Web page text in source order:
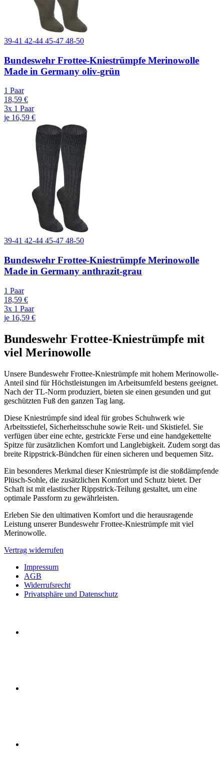
39-41 42-44 45-47 48-50
Bundeswehr Frottee-Kniestrümpfe Merinowolle
Made in Germany oliv-grün
1 Paar
18,59 €
3x 1 Paar
je 16,59 €
39-41 42-44 45-47 48-50
Bundeswehr Frottee-Kniestrümpfe Merinowolle
Made in Germany anthrazit-grau
1 Paar
18,59 €
3x 1 Paar
je 16,59 €
Bundeswehr Frottee-Kniestrümpfe mit
viel Merinowolle
Unsere Bundeswehr Frottee-Kniestrümpfe mit hohem Merinowolle-
Anteil sind für Höchstleistungen im Arbeitsumfeld bestens geeignet.
Nach der TL-Norm produziert, bieten sie einen gesunden und gut
geschützten Fuß den ganzen Tag lang.
Diese Kniestrümpfe sind ideal für grobes Schuhwerk wie
Arbeitsstiefel, Sicherheitsschuhe sowie Reit- und Skistiefel. Sie
verfügen über eine echte, gestrickte Ferse und eine handgekettelte
Spitze für zusätzlichen Komfort und Langlebigkeit. Zudem sorgt das
breite Rippstrick-Bündchen für einen sicheren und bequemen Sitz.
Ein besonderes Merkmal dieser Kniestrümpfe ist die stoßdämpfende
Plüsch-Sohle, die zusätzlichen Komfort und Schutz bietet. Der
Schaft ist mit elastischer Rippstrick-Teilung gestaltet, um eine
optimale Passform zu gewährleisten.
Erleben Sie den ultimativen Komfort und die herausragende
Leistung unserer Bundeswehr Frottee-Kniestrümpfe mit viel
Merinowolle.
Vertrag widerrufen
Impressum
AGB
Widerrufsrecht
Privatsphäre und Datenschutz